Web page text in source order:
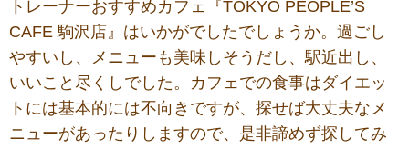
トレーナーおすすめカフェ『TOKYO PEOPLE’S
CAFE 駒沢店』はいかがでしたでしょうか。過ごし
やすいし、メニューも美味しそうだし、駅近出し、
いいこと尽くしでした。カフェでの食事はダイエッ
トには基本的には不向きですが、探せば大丈夫なメ
ニューがあったりしますので、是非諦めず探してみ